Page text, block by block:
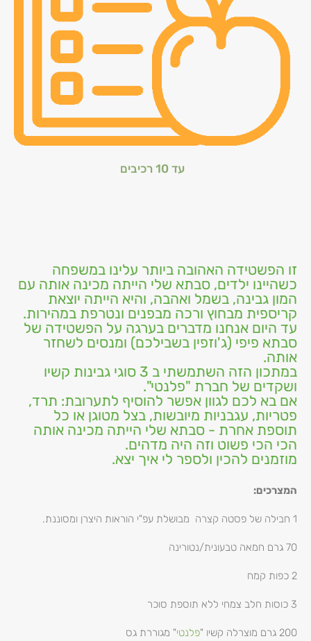
עד 10 רכיבים
זו הפשטידה האהובה ביותר עלינו במשפחה
כשהיינו ילדים, סבתא שלי הייתה מכינה אותה עם
המון גבינה, בשמל ואהבה, והיא הייתה יוצאת
קריספית מבחוץ ורכה מבפנים ונטרפת במהירות.
עד היום אנחנו מדברים בערגה על הפשטידה של
סבתא פיפי (ג'וזפין בשבילכם) ומנסים לשחזר
אותה.
במתכון הזה השתמשתי ב 3 סוגי גבינות קשיו
ושקדים של חברת "פלנטי".
אם בא לכם לגוון אפשר להוסיף לתערובת: תרד,
פטריות, עגבניות מיובשות, בצל מטוגן או כל
תוספת אחרת - סבתא שלי הייתה מכינה אותה
הכי הכי פשוט וזה היה מדהים.
מוזמנים להכין ולספר לי איך יצא.
המצרכים:
1 חבילה של פסטה קצרה מבושלת עפ"י הוראות היצרן ומסוננת.
70 גרם חמאה טבעונית/נטורינה
2 כפות קמח
3 כוסות חלב צמחי ללא תוספת סוכר
200 גרם מוצרלה קשיו " פלנטי" מגוררת גס